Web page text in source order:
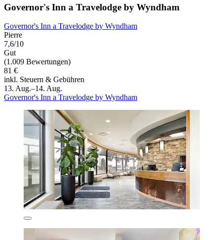
Governor's Inn a Travelodge by Wyndham
Governor's Inn a Travelodge by Wyndham
Pierre
7,6/10
Gut
(1.009 Bewertungen)
81 €
inkl. Steuern & Gebühren
13. Aug.–14. Aug.
Governor's Inn a Travelodge by Wyndham